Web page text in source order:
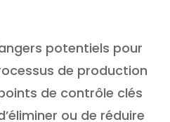
potentiels pour
de production
de contrôle clés
ou de réduire